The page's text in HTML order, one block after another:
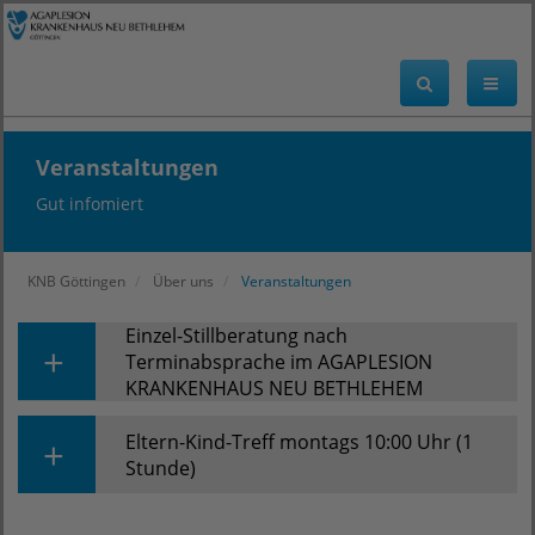
Veranstaltungen
Gut infomiert
KNB Göttingen Über uns Veranstaltungen
Einzel-Stillberatung nach
Terminabsprache im AGAPLESION
KRANKENHAUS NEU BETHLEHEM
Bei
unserer
Eltern-Kind-Treff montags 10:00 Uhr (1
Stunde)